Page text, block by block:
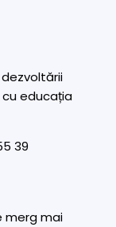
educația
merg mai